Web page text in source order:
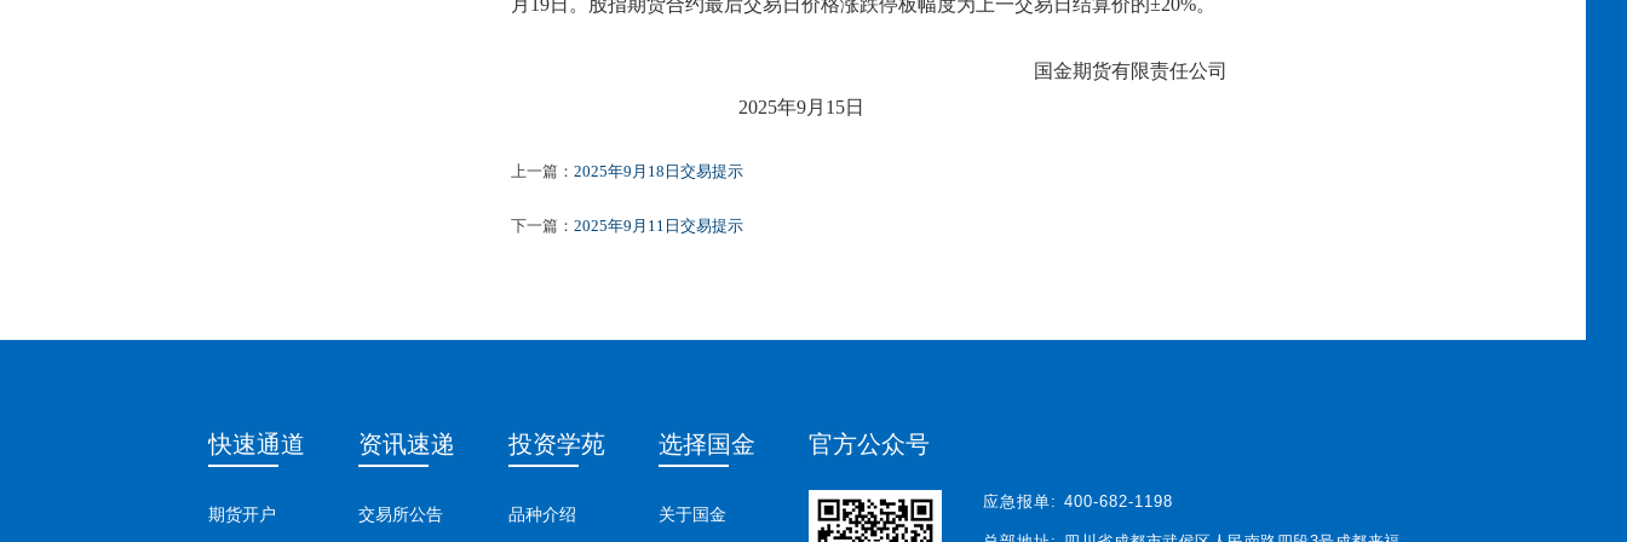
月 9日。股指期货合约最后交易日价格涨跌停板幅度为上一交易日结算价的 ±20%。
国金期货有限责任公司
2025年9月 15日
上一篇： 2025年9月18日交易提示
下一篇： 2025年9月11日交易提示
快速通道
期货开户
资讯速递
交易所公告
投资学苑
品种介绍
选择国金
关于国金
官方公众号
应急报单: 400-682-1198